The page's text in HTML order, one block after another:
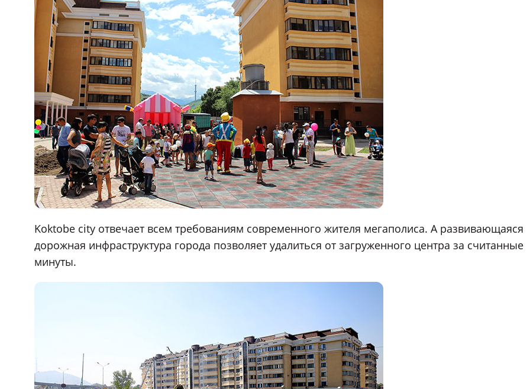
Koktobe city отвечает всем требованиям современного жителя мегаполиса. А развивающаяся
дорожная инфраструктура города позволяет удалиться от загруженного центра за считанные
минуты.